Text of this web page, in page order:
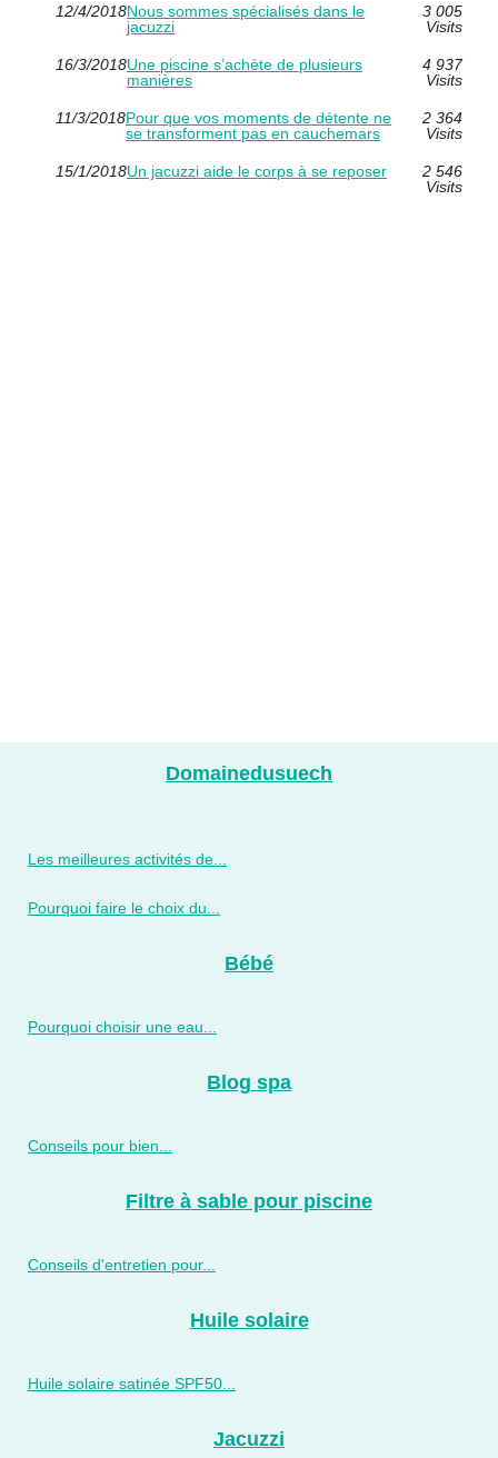
12/4/2018Nous sommes spécialisés dans le
jacuzzi
3 005
Visits
16/3/2018Une piscine s’achète de plusieurs
manières
4 937
Visits
11/3/2018Pour que vos moments de détente ne
se transforment pas en cauchemars
2 364
Visits
15/1/2018Un jacuzzi aide le corps à se reposer
2 546
Visits
Domainedusuech
Les meilleures activités de...
Pourquoi faire le choix du...
Bébé
Pourquoi choisir une eau...
Blog spa
Conseils pour bien...
Filtre à sable pour piscine
Conseils d'entretien pour...
Huile solaire
Huile solaire satinée SPF50...
Jacuzzi